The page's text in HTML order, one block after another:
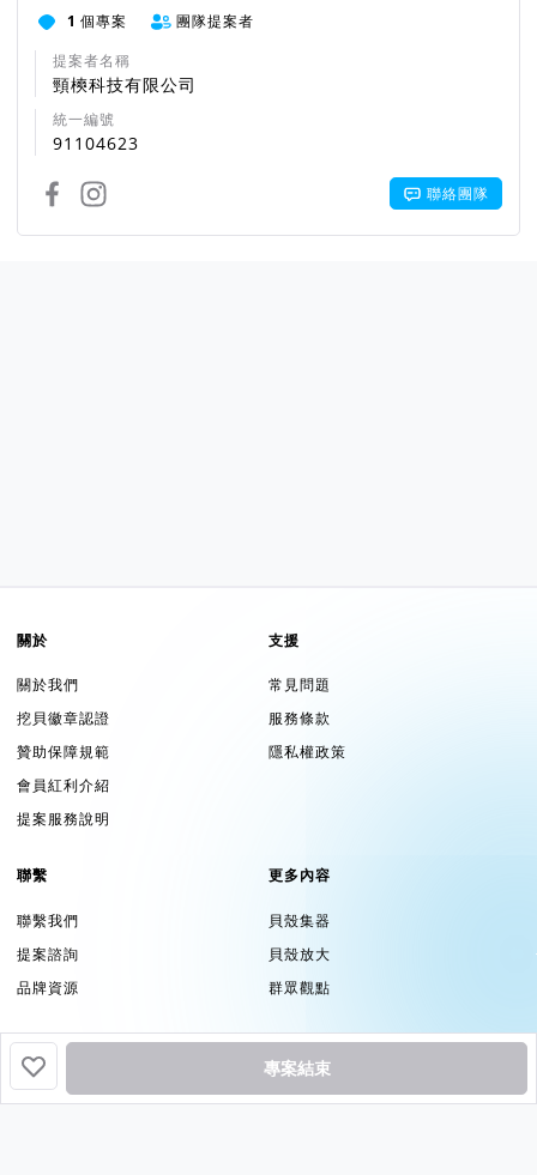
專案結束
1 個專案
團隊提案者
提案者名稱
頸樉科技有限公司
統一編號
91104623
聯絡團隊
關於
關於我們
挖貝徽章認證
贊助保障規範
會員紅利介紹
提案服務說明
支援
常見問題
服務條款
隱私權政策
聯繫
聯繫我們
提案諮詢
品牌資源
更多內容
貝殼集器
貝殼放大
群眾觀點
追蹤